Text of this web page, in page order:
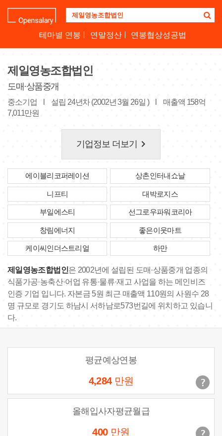
기
업
명
하
테마별 연봉 연말정산 연봉협상성공법
제일영농조합법인
도매·상품중개
중소기업 설립 24년차 (2002년 3월 26일 )
매출액 158억
7,011만원
기업정보 더보기 keyboard_arrow_right
에이블리코퍼레이션 상촌인터내쇼날
니프티 대박로지스
부일에스티 선그로우파워코리아
창림에너지 좋은이웃마트
케이씨인더스트리얼 하만
제일영농조합법인은 2002년에 설립된 도매·상품중개 업종의
식품가공·농축산·어업 유통·물류·재고 사업을 하는 메인비즈
인증 기업 입니다. 자본금 5원 최근 매출액 110원의 사원수 28
명 규모로 경기도 하남시 서하남로573번길에 위치하고 있습니
다.
평균예상연봉
4,284 만원
올해입사자평균월급
400 만원